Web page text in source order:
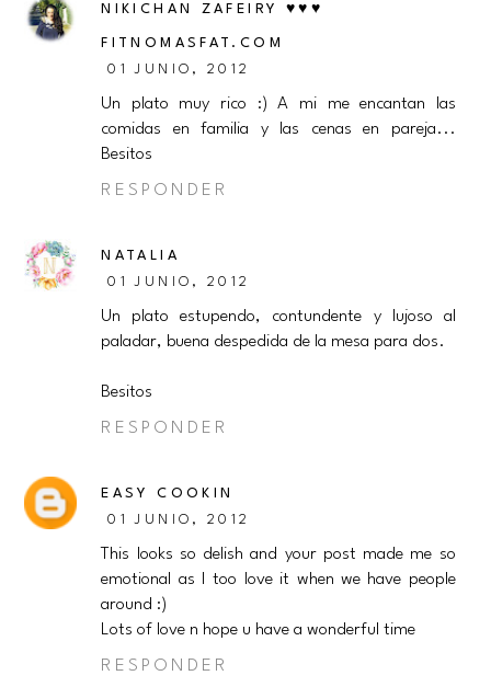
NIKICHAN ZAFEIRY ♥♥♥
FITNOMASFAT.COM
01 JUNIO, 2012
Un plato muy rico :) A mi me encantan las
comidas en familia y las cenas en pareja...
Besitos
RESPONDER
NATALIA
01 JUNIO, 2012
Un plato estupendo, contundente y lujoso al
paladar, buena despedida de la mesa para dos.
Besitos
RESPONDER
EASY COOKIN
01 JUNIO, 2012
This looks so delish and your post made me so
emotional as I too love it when we have people
around :)
Lots of love n hope u have a wonderful time
RESPONDER